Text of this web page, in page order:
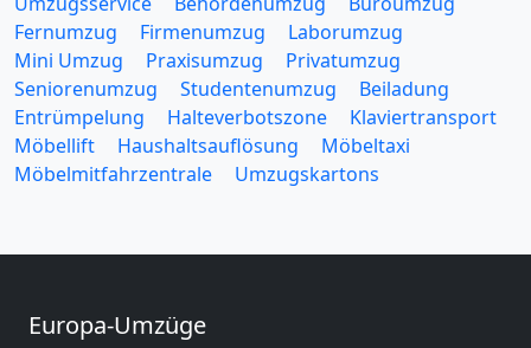
Fernumzug
Firmenumzug
Laborumzug
Mini Umzug
Praxisumzug
Privatumzug
Seniorenumzug
Studentenumzug
Beiladung
Entrümpelung
Halteverbotszone
Klaviertransport
Möbellift
Haushaltsauflösung
Möbeltaxi
Möbelmitfahrzentrale
Umzugskartons
Europa-Umzüge